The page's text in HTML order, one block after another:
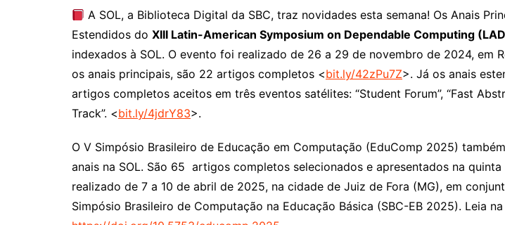
A SOL, a Biblioteca Digital da SBC, traz novidades esta semana! Os Anais
Estendidos do XIII Latin-American Symposium on Dependable Computing
indexados à SOL. O evento foi realizado de 26 a 29 de novembro de 2024, em
os anais principais, são 22 artigos completos <bit.ly/42zPu7Z>. Já os anais
artigos completos aceitos em três eventos satélites: “Student Forum”, “Fast
Track”. <bit.ly/4jdrY83>.
O V Simpósio Brasileiro de Educação em Computação (EduComp 2025)
anais na SOL. São 65 artigos completos selecionados e apresentados na
realizado de 7 a 10 de abril de 2025, na cidade de Juiz de Fora (MG), em
Simpósio Brasileiro de Computação na Educação Básica (SBC-EB 2025). Leia na